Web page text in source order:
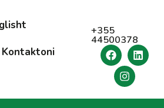
Kontaktoni
+355
44500378